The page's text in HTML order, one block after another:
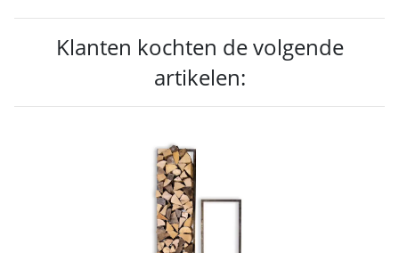
Klanten kochten de volgende
artikelen: